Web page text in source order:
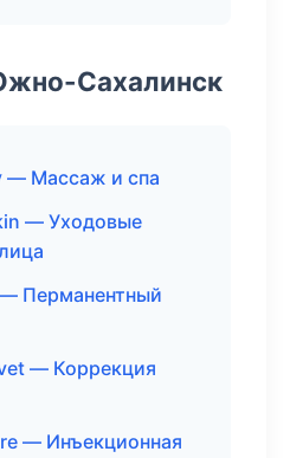
Сахалинск
— Массаж и спа
— Уходовые
Перманентный
— Коррекция
— Инъекционная